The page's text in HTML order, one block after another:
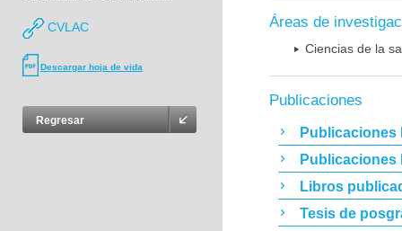
CVLAC
Descargar hoja de vida
Regresar
Áreas de
Ciencias de la
Publicaciones
Publicaciones
Publicaciones
Libros
Tesis de